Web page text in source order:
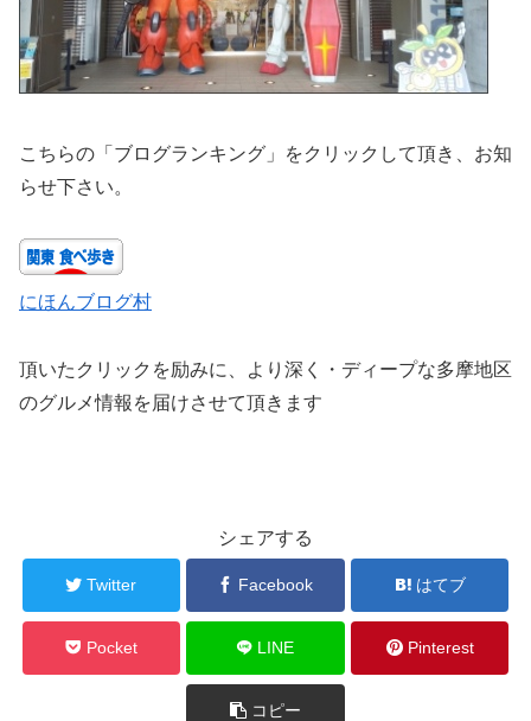
こちらの「ブログランキング」をクリックして頂き、お知
らせ下さい。
にほんブログ村
頂いたクリックを励みに、より深く・ディープな多摩地区
のグルメ情報を届けさせて頂きます
シェアする
Twitter Facebook はてブ
Pocket LINE Pinterest
コピー